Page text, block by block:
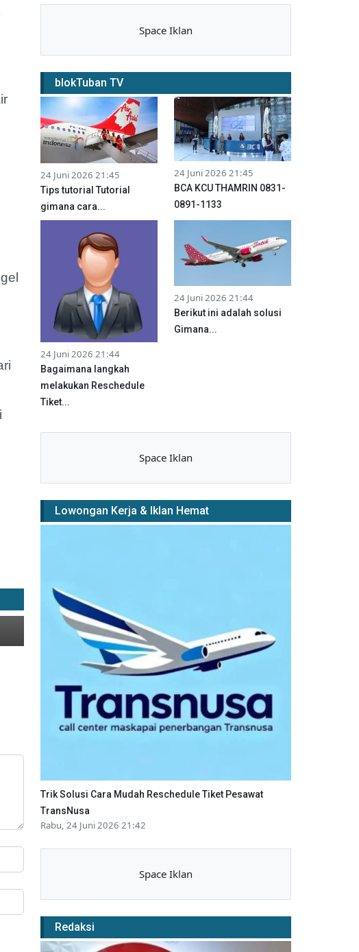
Space Iklan
blokTuban TV
24 Juni 2026 21:45
Tips tutorial Tutorial
gimana cara...
24 Juni 2026 21:45
BCA KCU THAMRIN 0831-
0891-1133
24 Juni 2026 21:44
Bagaimana langkah
melakukan Reschedule
Tiket...
24 Juni 2026 21:44
Berikut ini adalah solusi
Gimana...
Space Iklan
Lowongan Kerja & Iklan Hemat
Trik Solusi Cara Mudah Reschedule Tiket Pesawat
TransNusa
Rabu, 24 Juni 2026 21:42
Space Iklan
Redaksi